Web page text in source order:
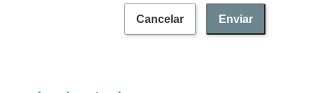
Cancelar Enviar